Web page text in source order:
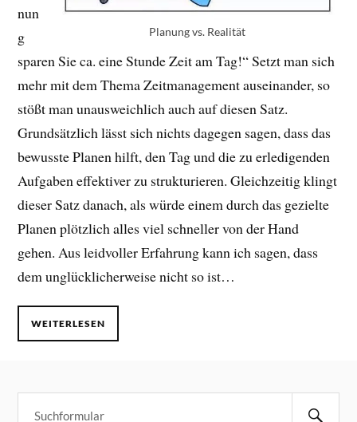
Planung vs. Realität
nun
g
sparen Sie ca. eine Stunde Zeit am Tag!“ Setzt man sich
mehr mit dem Thema Zeitmanagement auseinander, so
stößt man unausweichlich auch auf diesen Satz.
Grundsätzlich lässt sich nichts dagegen sagen, dass das
bewusste Planen hilft, den Tag und die zu erledigenden
Aufgaben effektiver zu strukturieren. Gleichzeitig klingt
dieser Satz danach, als würde einem durch das gezielte
Planen plötzlich alles viel schneller von der Hand
gehen. Aus leidvoller Erfahrung kann ich sagen, dass
dem unglücklicherweise nicht so ist…
WEITERLESEN